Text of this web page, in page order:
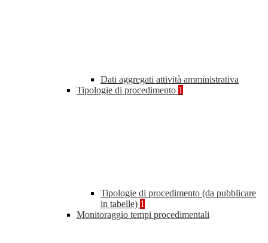
Dati aggregati attività amministrativa
Tipologie di procedimento 1
Tipologie di procedimento (da pubblicare
in tabelle) 1
Monitoraggio tempi procedimentali